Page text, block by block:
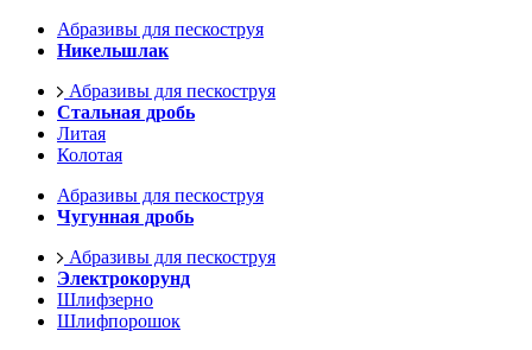
Абразивы для пескоструя
Никельшлак
Абразивы для пескоструя
Стальная дробь
Литая
Колотая
Абразивы для пескоструя
Чугунная дробь
Абразивы для пескоструя
Электрокорунд
Шлифзерно
Шлифпорошок